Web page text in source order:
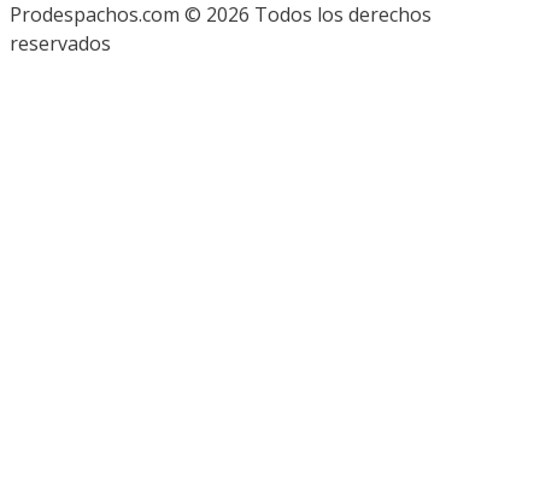
Prodespachos.com © 2026 Todos los derechos
reservados